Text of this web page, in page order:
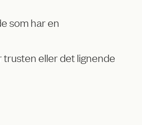
som har en
eller det lignende